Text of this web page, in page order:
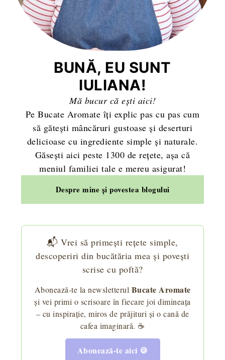
BUNĂ, EU SUNT
IULIANA!
Mă bucur că ești aici!
Pe Bucate Aromate îți explic pas cu pas cum
să gătești mâncăruri gustoase și deserturi
delicioase cu ingrediente simple și naturale.
Găsești aici peste 1300 de rețete, așa că
meniul familiei tale e mereu asigurat!
Despre mine și povestea blogului
📬 Vrei să primești rețete simple,
descoperiri din bucătăria mea și povești
scrise cu poftă?
Abonează-te la newsletterul Bucate Aromate
și vei primi o scrisoare în fiecare joi dimineața
– cu inspirație, miros de prăjituri și o cană de
cafea imaginară. ☕
Abonează-te aici 🍪